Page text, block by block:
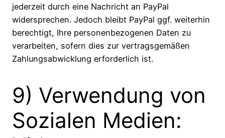
jederzeit durch eine Nachricht an PayPal
widersprechen. Jedoch bleibt PayPal ggf. weiterhin
berechtigt, Ihre personenbezogenen Daten zu
verarbeiten, sofern dies zur vertragsgemäßen
Zahlungsabwicklung erforderlich ist.
9) Verwendung von
Sozialen Medien: